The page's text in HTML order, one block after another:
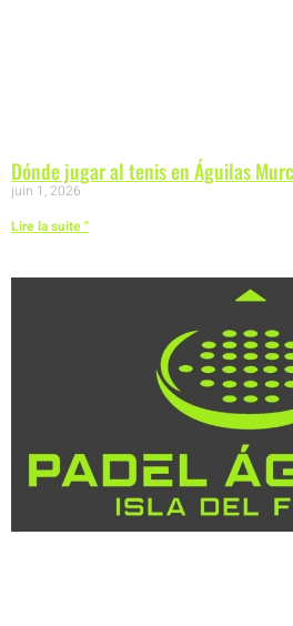
Dónde jugar al tenis en Águilas
juin 1, 2026
Lire la suite "